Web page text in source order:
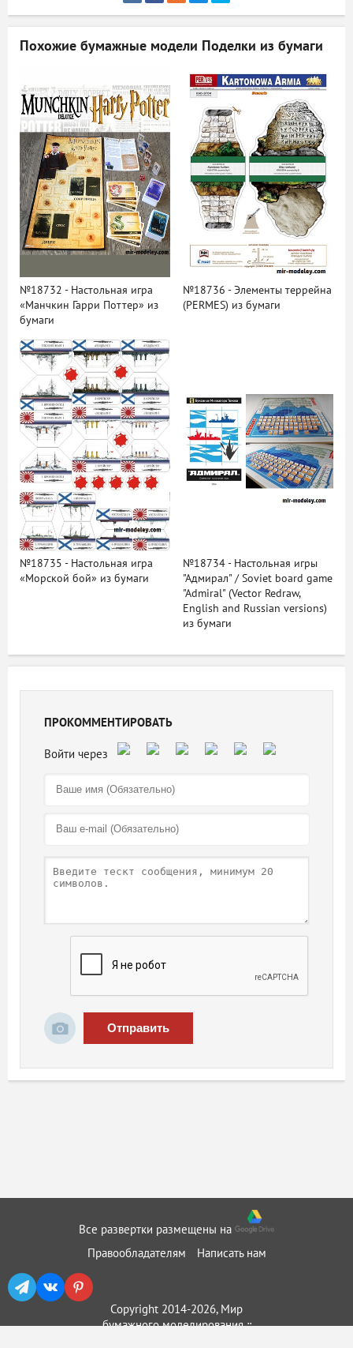
Похожие бумажные модели Поделки из бумаги
№18732 - Настольная игра
«Манчкин Гарри Поттер» из
бумаги
№18736 - Элементы террейна
(PERMES) из бумаги
№18735 - Настольная игра
«Морской бой» из бумаги
№18734 - Настольная игры
"Адмирал" / Soviet board game
"Admiral" (Vector Redraw,
English and Russian versions)
из бумаги
ПРОКОММЕНТИРОВАТЬ
Отправить
Все развертки размещены на
Правообладателям
Написать нам
Copyright 2014-2026, Мир
бумажного моделирования ::